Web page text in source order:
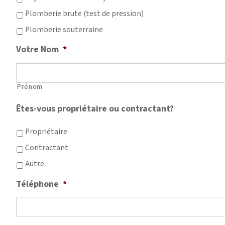
Plomberie brute (test de pression)
Plomberie souterraine
Votre Nom *
Prénom
Êtes-vous propriétaire ou contractant?
Propriétaire
Contractant
Autre
Téléphone *